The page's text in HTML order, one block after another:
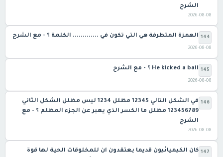
الشرح
2026-08-08
144 الهمزة المتطرفة هي التي تكون في ............. الكلمة ؟ - مع الشرح
2026-08-08
145 He kicked a ball ؟ - مع الشرح
2026-08-08
146
‏في الشكل التالي 12345 مظلل 1234 ليس مظلل الشكل الثاني
123456789 مظلل ما الكسر الذي يعبر عن الجزء المظلم ؟ - مع
الشرح
2026-08-08
147 كان الكيميائيون قديما يعتقدون ان للمخلوقات الحية لها قوة